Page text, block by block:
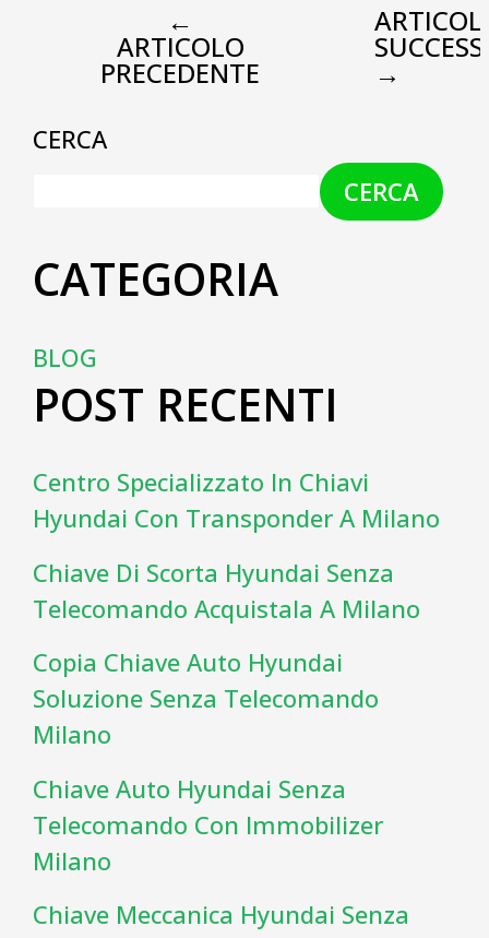
←
ARTICOLO
PRECEDENTE →
CERCA
CERCA
CATEGORIA
BLOG
POST RECENTI
Centro Specializzato In Chiavi
Hyundai Con Transponder A Milano
Chiave Di Scorta Hyundai Senza
Telecomando Acquistala A Milano
Copia Chiave Auto Hyundai
Soluzione Senza Telecomando
Milano
Chiave Auto Hyundai Senza
Telecomando Con Immobilizer
Milano
Chiave Meccanica Hyundai Senza